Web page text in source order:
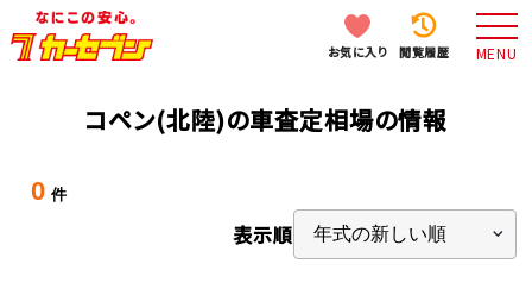
お気に入り 閲覧履歴 MENU
コペン(北陸)の車査定相場の情報
0 件
表示順